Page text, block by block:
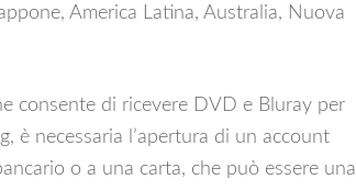
America Latina, Australia, Nuova
consente di ricevere DVD e Bluray per
è necessaria l’apertura di un account
o a una carta, che può essere una